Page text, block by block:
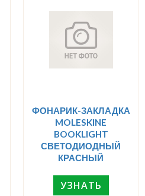
ФОНАРИК-ЗАКЛАДКА
MOLESKINE
BOOKLIGHT
СВЕТОДИОДНЫЙ
КРАСНЫЙ
УЗНАТЬ